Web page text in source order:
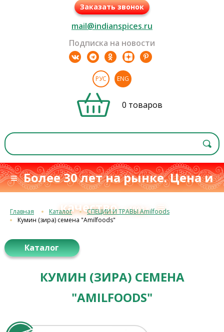
Заказать звонок
mail@indianspices.ru
Подписка на новости
РУС ENG
0 товаров
≡ Более 30 лет на рынке. Цена и
качествос 1993 г.≡
Главная Каталог
СПЕЦИИ И ТРАВЫ Amilfoods
Кумин (зира) семена "Amilfoods"
Каталог
КУМИН (ЗИРА) СЕМЕНА
"AMILFOODS"